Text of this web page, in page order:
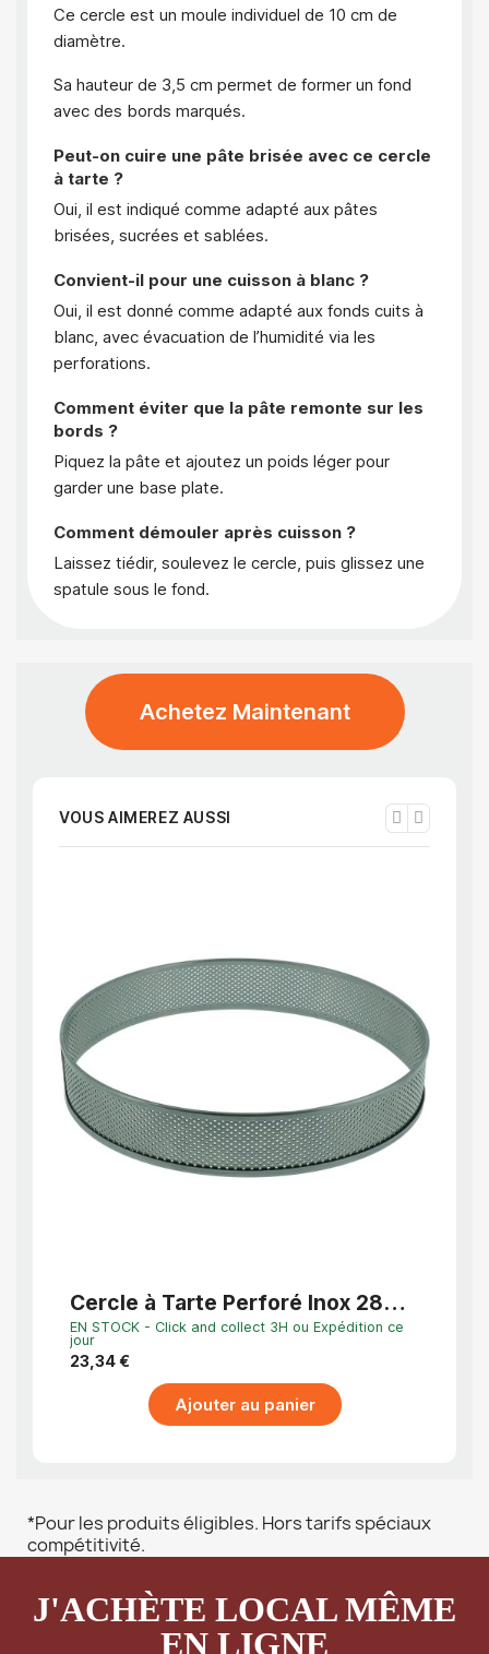
Ce cercle est un moule individuel de 10 cm de
diamètre.
Sa hauteur de 3,5 cm permet de former un fond
avec des bords marqués.
Peut-on cuire une pâte brisée avec ce cercle
à tarte ?
Oui, il est indiqué comme adapté aux pâtes
brisées, sucrées et sablées.
Convient-il pour une cuisson à blanc ?
Oui, il est donné comme adapté aux fonds cuits à
blanc, avec évacuation de l’humidité via les
perforations.
Comment éviter que la pâte remonte sur les
bords ?
Piquez la pâte et ajoutez un poids léger pour
garder une base plate.
Comment démouler après cuisson ?
Laissez tiédir, soulevez le cercle, puis glissez une
spatule sous le fond.
Achetez Maintenant
VOUS AIMEREZ AUSSI
Cercle à Tarte Perforé Inox 28
cm Haute Qualité Professionnelle
EN STOCK - Click and collect 3H ou Expédition ce
jour
23,34 €
Ajouter au panier
*Pour les produits éligibles. Hors tarifs spéciaux
compétitivité.
J'ACHÈTE LOCAL MÊME
EN LIGNE